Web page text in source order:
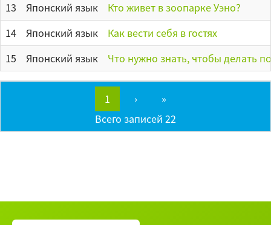
13
Японский язык
Кто живет в зоопарке Уэно?
14
Японский язык
Как вести себя в гостях
15
Японский язык Что нужно знать, чтобы делать
1 ›
»
Всего записей 22